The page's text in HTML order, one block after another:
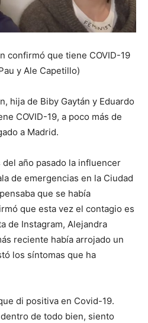
confirmó que tiene COVID-19
y Ale Capetillo)
hija de Biby Gaytán y Eduardo
COVID-19, a poco más de
a Madrid.
año pasado la influencer
de emergencias en la Ciudad
que se había
que esta vez el contagio es
de Instagram, Alejandra
reciente había arrojado un
los síntomas que ha
di positiva en Covid-19.
de todo bien, siento